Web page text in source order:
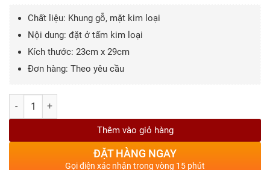
385,000 ₫.
350,000 ₫.
Chất liệu: Khung gỗ, mặt kim loại
Nội dung: đặt ở tấm kim loại
Kích thước: 23cm x 29cm
Đơn hàng: Theo yêu cầu
Số lượng
Thêm vào giỏ hàng
ĐẶT HÀNG NGAY
Gọi điện xác nhận trong vòng 15 phút